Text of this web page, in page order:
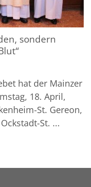
sondern
hat der Mainzer
18. April,
St. Gereon,
St. ...